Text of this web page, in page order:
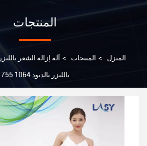
المنتجات
المنزل > المنتجات > آلة إزالة الشعر بالليزر
بالليزر بالديود 1064 755 ليزر اليكساندريت بالديود